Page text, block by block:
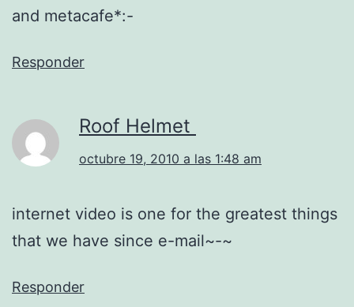
and metacafe*:-
Responder
Roof Helmet
octubre 19, 2010 a las 1:48 am
internet video is one for the greatest things
that we have since e-mail~-~
Responder